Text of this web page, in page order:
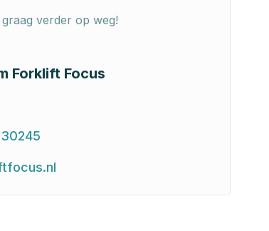
verder op weg!
Forklift Focus